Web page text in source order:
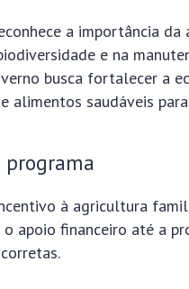
a importância
e na
busca fortalecer a
alimentos saudáveis
à agricultura
o apoio financeiro até a